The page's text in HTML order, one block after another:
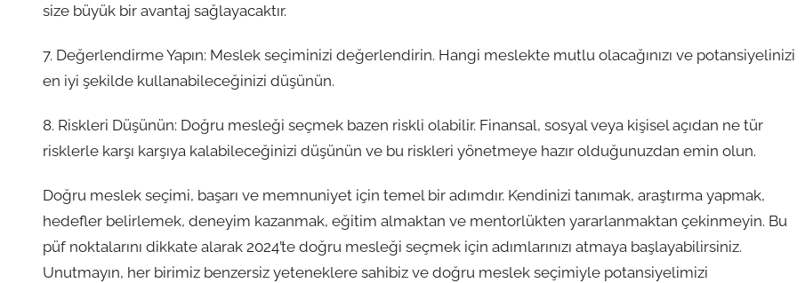
size büyük bir avantaj sağlayacaktır.
7. Değerlendirme Yapın: Meslek seçiminizi değerlendirin. Hangi meslekte mutlu olacağınızı ve potansiyelinizi
en iyi şekilde kullanabileceğinizi düşünün.
8. Riskleri Düşünün: Doğru mesleği seçmek bazen riskli olabilir. Finansal, sosyal veya kişisel açıdan ne tür
risklerle karşı karşıya kalabileceğinizi düşünün ve bu riskleri yönetmeye hazır olduğunuzdan emin olun.
Doğru meslek seçimi, başarı ve memnuniyet için temel bir adımdır. Kendinizi tanımak, araştırma yapmak,
hedefler belirlemek, deneyim kazanmak, eğitim almaktan ve mentorlükten yararlanmaktan çekinmeyin. Bu
püf noktalarını dikkate alarak 2024’te doğru mesleği seçmek için adımlarınızı atmaya başlayabilirsiniz.
Unutmayın, her birimiz benzersiz yeteneklere sahibiz ve doğru meslek seçimiyle potansiyelimizi